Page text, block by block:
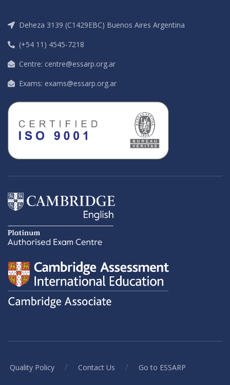
Deheza 3139 (C1429EBC) Buenos Aires Argentina
(+54 11) 4545-7218
Centre: centre@essarp.org.ar
Exams: exams@essarp.org.ar
Quality Policy / Contact Us / Go to ESSARP